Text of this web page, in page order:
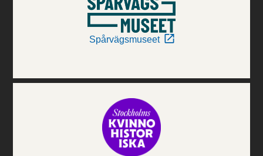
Spårvägsmuseet